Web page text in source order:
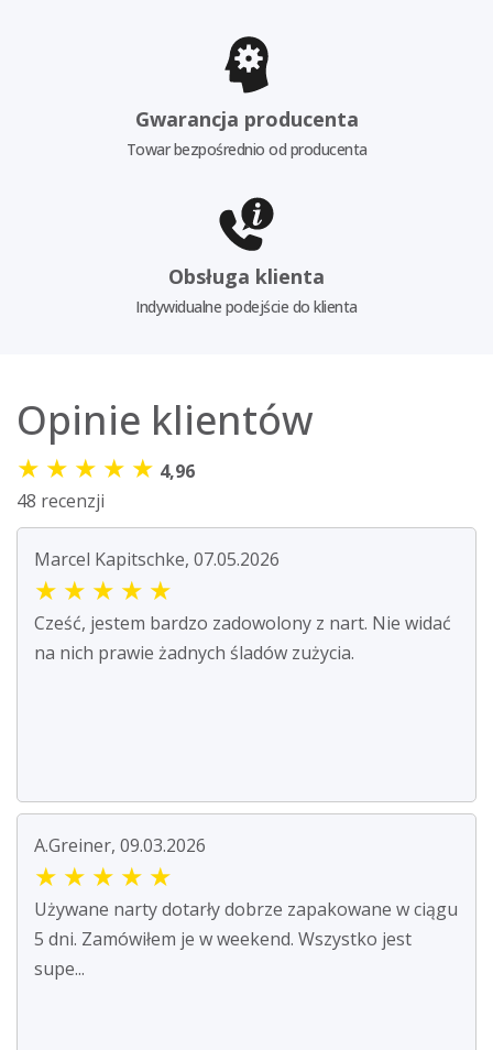
Gwarancja producenta
Towar bezpośrednio od producenta
Obsługa klienta
Indywidualne podejście do klienta
Opinie klientów
★ ★ ★ ★ ★ 4,96
48 recenzji
Marcel Kapitschke, 07.05.2026
★ ★ ★ ★ ★
Cześć, jestem bardzo zadowolony z nart. Nie widać
na nich prawie żadnych śladów zużycia.
A.Greiner, 09.03.2026
★ ★ ★ ★ ★
Używane narty dotarły dobrze zapakowane w ciągu
5 dni. Zamówiłem je w weekend. Wszystko jest
supe...